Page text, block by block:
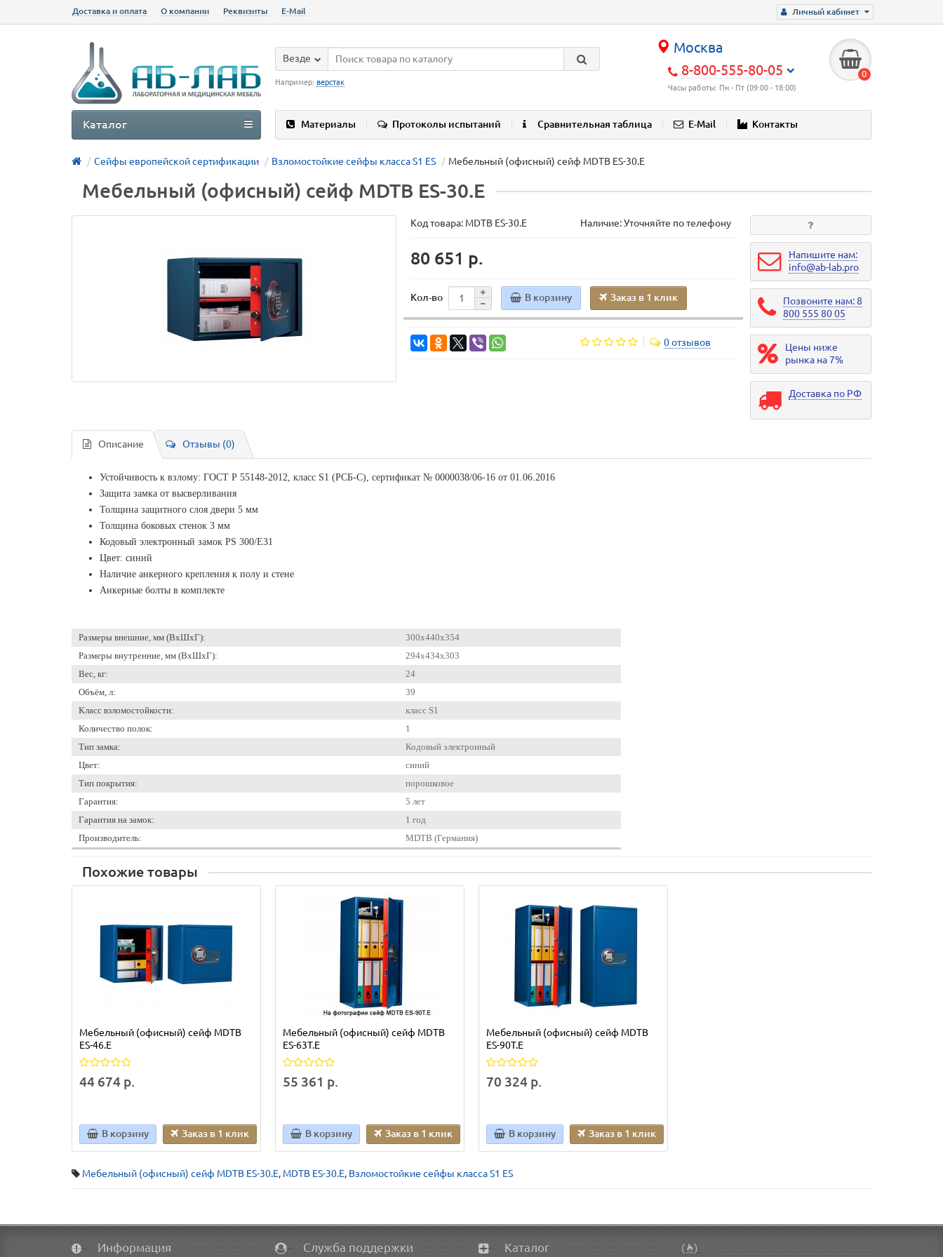
Личный кабинет
Доставка и оплата О компании Реквизиты E-Mail
Москва
8-800-555-80-05
Часы работы: Пн - Пт (09:00 - 18:00)
0
Везде
Например: верстак
Материалы Протоколы испытаний Сравнительная таблица E-Mail Контакты
Каталог
Сейфы европейской сертификации Взломостойкие сейфы класса S1 ES Мебельный (офисный) сейф MDTB ES-30.Е
Мебельный (офисный) сейф MDTB ES-30.Е
Код товара: MDTB ES-30.Е Наличие: Уточняйте по телефону
80 651 р.
Кол-во В корзину Заказ в 1 клик
0 отзывов
Напишите нам:
info@ab-lab.pro
Позвоните нам: 8
800 555 80 05
Цены ниже
рынка на 7%
Доставка по РФ
Описание Отзывы (0)
Устойчивость к взлому: ГОСТ Р 55148-2012, класс S1 (РСБ-С), сертификат № 0000038/06-16 от 01.06.2016
Защита замка от высверливания
Толщина защитного слоя двери 5 мм
Толщина боковых стенок 3 мм
Кодовый электронный замок PS 300/Е31
Цвет: синий
Наличие анкерного крепления к полу и стене
Анкерные болты в комплекте
Размеры внешние, мм (ВхШхГ):
300x440x354
Размеры внутренние, мм (ВхШхГ):
294x434x303
Вес, кг:
24
Объём, л:
39
Класс взломостойкости:
класс S1
Количество полок:
1
Тип замка:
Кодовый электронный
Цвет:
синий
Тип покрытия:
порошковое
Гарантия:
5 лет
Гарантия на замок:
1 год
Производитель:
MDTB (Германия)
Похожие товары
Мебельный (офисный) сейф MDТВ
ES-46.E
44 674 р.
В корзину Заказ в 1 клик
Мебельный (офисный) сейф MDTB
ES-63Т.Е
55 361 р.
В корзину Заказ в 1 клик
Мебельный (офисный) сейф MDTB
ES-90Т.Е
70 324 р.
В корзину Заказ в 1 клик
Мебельный (офисный) сейф MDTB ES-30.Е, MDTB ES-30.Е, Взломостойкие сейфы класса S1 ES
Информация Служба поддержки Каталог